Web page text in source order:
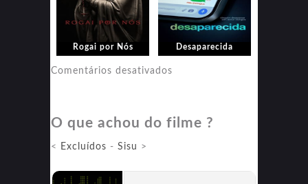
Rogai por Nós Desaparecida
Comentários desativados
O que achou do filme ?
< Excluídos - Sisu >